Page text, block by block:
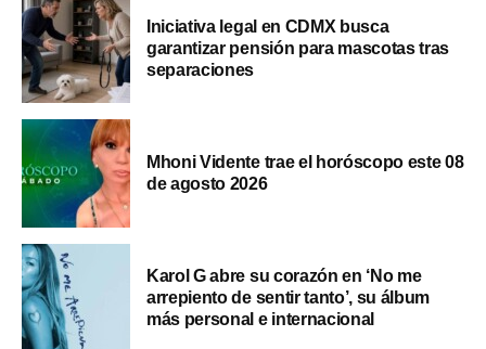
Iniciativa legal en CDMX busca
garantizar pensión para mascotas tras
separaciones
Mhoni Vidente trae el horóscopo este 08
de agosto 2026
Karol G abre su corazón en ‘No me
arrepiento de sentir tanto’, su álbum
más personal e internacional